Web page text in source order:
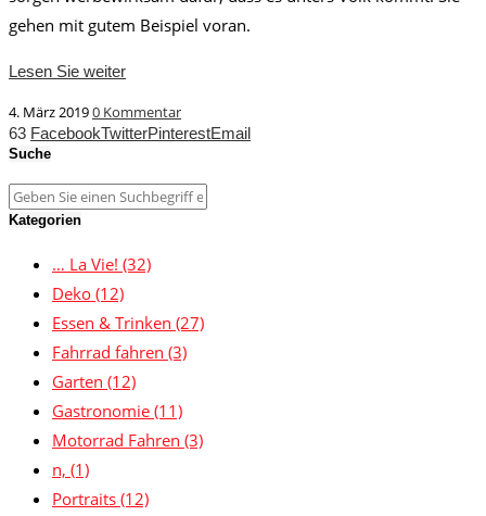
gehen mit gutem Beispiel voran.
Lesen Sie weiter
4. März 20190 Kommentar
63 FacebookTwitterPinterestEmail
Suche
Kategorien
… La Vie! (32)
Deko (12)
Essen & Trinken (27)
Fahrrad fahren (3)
Garten (12)
Gastronomie (11)
Motorrad Fahren (3)
n, (1)
Portraits (12)